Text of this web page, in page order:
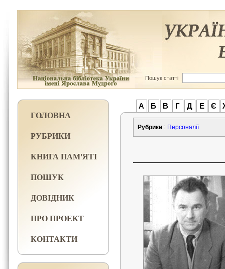
Пошук статті
ГОЛОВНА
РУБРИКИ
КНИГА ПАМ'ЯТІ
ПОШУК
ДОВІДНИК
ПРО ПРОЕКТ
КОНТАКТИ
А Б В Г Д Е Є
Рубрики : Персоналії